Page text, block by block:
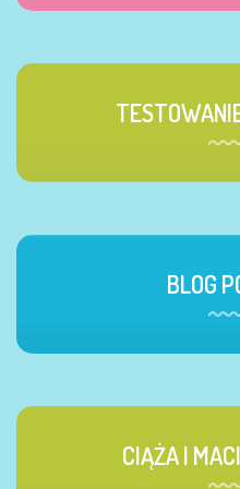
BLOG
CIĄŻA I